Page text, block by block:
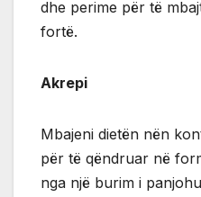
dhe perime për të
fortë.
Akrepi
Mbajeni dietën nën
për të qëndruar në
nga një burim i